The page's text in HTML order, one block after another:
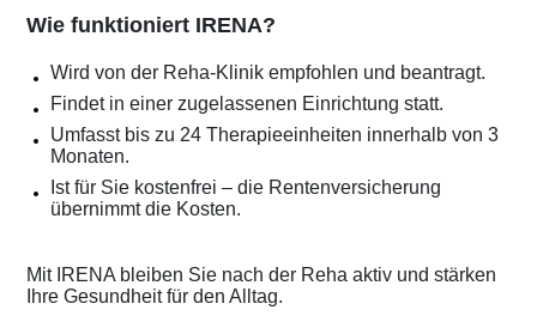
Wie funktioniert IRENA?
Wird von der Reha-Klinik empfohlen und beantragt.
Findet in einer zugelassenen Einrichtung statt.
Umfasst bis zu 24 Therapieeinheiten innerhalb von 3
Monaten.
Ist für Sie kostenfrei – die Rentenversicherung
übernimmt die Kosten.
Mit IRENA bleiben Sie nach der Reha aktiv und stärken
Ihre Gesundheit für den Alltag.